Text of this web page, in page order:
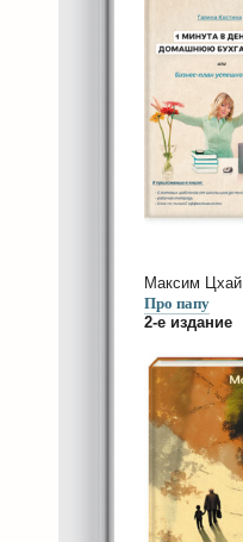
Максим Цхай
Про папу
2-е издание